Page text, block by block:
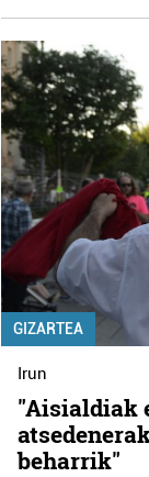
GIZARTEA
Irun
"Aisialdiak
beharrik"